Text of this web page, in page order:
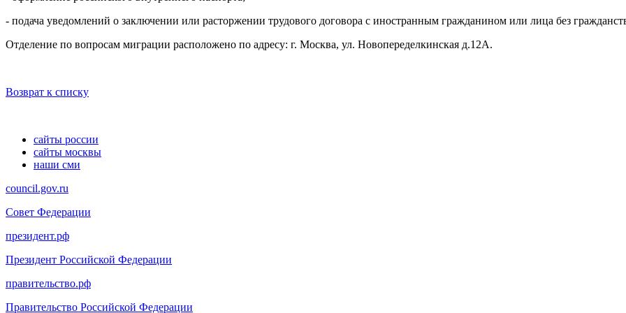
- подача уведомлений о заключении или расторжении трудового договора с иностранным гражданином или лица без
Отделение по вопросам миграции расположено по адресу: г. Москва, ул. Новопеределкинская д.12А.
Возврат к списку
сайты россии
сайты москвы
наши сми
council.gov.ru
Совет Федерации
президент.рф
Президент Российской Федерации
правительство.рф
Правительство Российской Федерации